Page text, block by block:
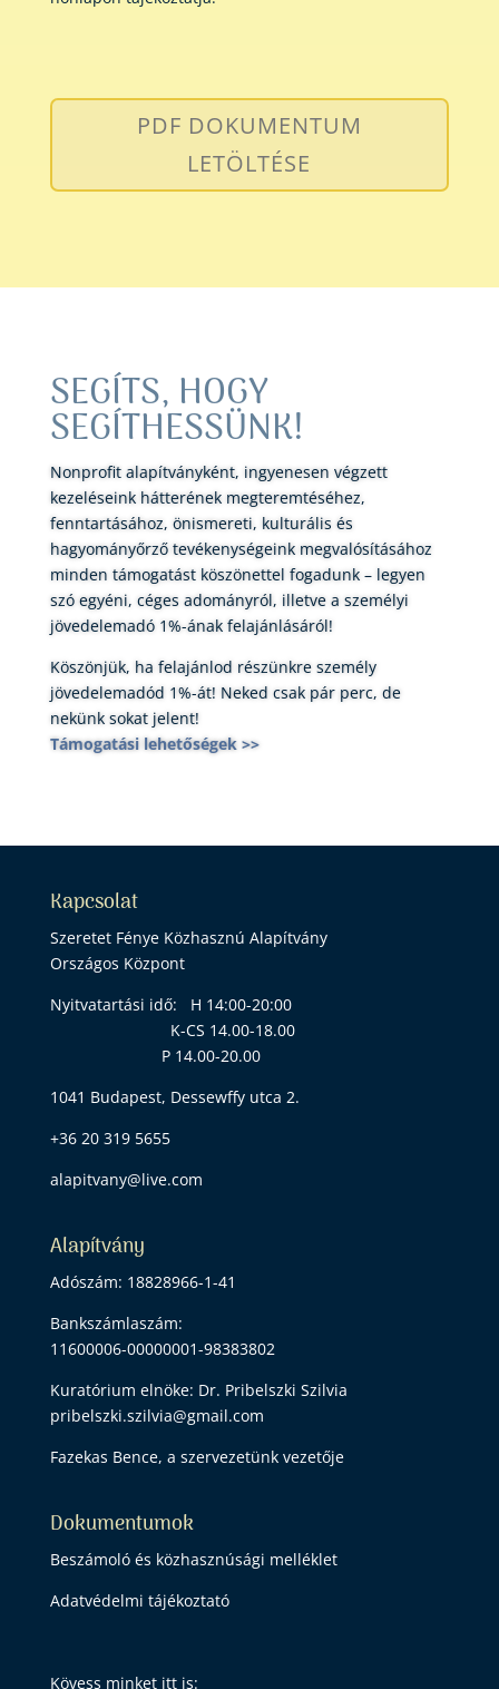
PDF DOKUMENTUM
LETÖLTÉSE
SEGÍTS, HOGY
SEGÍTHESSÜNK!
Nonprofit alapítványként, ingyenesen végzett
kezeléseink hátterének megteremtéséhez,
fenntartásához, önismereti, kulturális és
hagyományőrző tevékenységeink megvalósításához
minden támogatást köszönettel fogadunk – legyen
szó egyéni, céges adományról, illetve a személyi
jövedelemadó 1%-ának felajánlásáról!
Köszönjük, ha felajánlod részünkre személy
jövedelemadód 1%-át! Neked csak pár perc, de
nekünk sokat jelent!
Támogatási lehetőségek >>
Kapcsolat
Szeretet Fénye Közhasznú Alapítvány
Országos Központ
Nyitvatartási idő: H 14:00-20:00
K-CS 14.00-18.00
P 14.00-20.00
1041 Budapest, Dessewffy utca 2.
+36 20 319 5655
alapitvany@live.com
Alapítvány
Adószám: 18828966-1-41
Bankszámlaszám:
11600006-00000001-98383802
Kuratórium elnöke: Dr. Pribelszki Szilvia
pribelszki.szilvia@gmail.com
Fazekas Bence, a szervezetünk vezetője
Dokumentumok
Beszámoló és közhasznúsági melléklet
Adatvédelmi tájékoztató
Kövess minket itt is: